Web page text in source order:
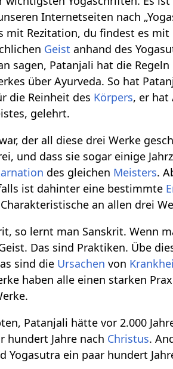
Internetseiten nach
mit Rezitation, du findest es
Geist anhand des
sagen, Patanjali hat die
über Ayurveda. So hat
die Reinheit des Körpers, er hat
gelehrt.
der all diese drei Werke
und dass sie sogar einige
des gleichen Meisters.
ist dahinter eine bestimmte
an allen drei
so lernt man Sanskrit. Wenn
Das sind Praktiken. Übe
sind die Ursachen von
haben alle einen starken
Patanjali hätte vor 2.000
hundert Jahre nach Christus.
ein paar hundert